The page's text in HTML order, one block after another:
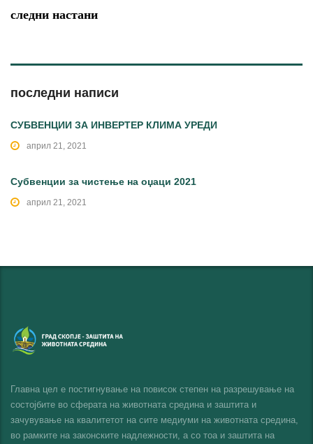
следни настани
последни написи
СУБВЕНЦИИ ЗА ИНВЕРТЕР КЛИМА УРЕДИ
април 21, 2021
Субвенции за чистење на оџаци 2021
април 21, 2021
Главна цел е постигнување на повисок степен на разрешување на
состојбите во сферата на животната средина и заштита и
зачувување на квалитетот на сите медиуми на животната средина,
во рамките на законските надлежности, а со тоа и заштита на